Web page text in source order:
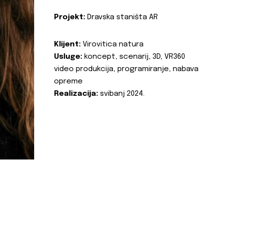
Projekt: Dravska staništa AR
Klijent: Virovitica natura
Usluge: koncept, scenarij, 3D, VR360
video produkcija, programiranje, nabava
opreme
Realizacija: svibanj 2024.